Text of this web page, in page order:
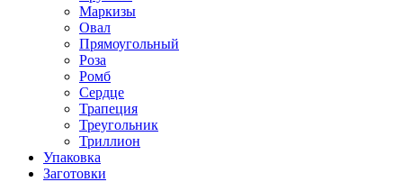
Маркизы
Овал
Прямоугольный
Роза
Ромб
Сердце
Трапеция
Треугольник
Триллион
Упаковка
Заготовки